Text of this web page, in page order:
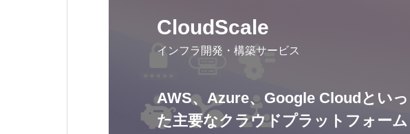
CloudScale
インフラ開発・構築サービス
AWS、Azure、Google Cloudといっ
た主要なクラウドプラットフォーム